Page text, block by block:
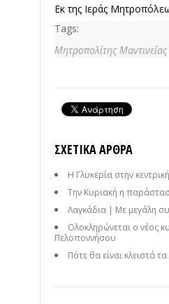
Εκ της Ιεράς
Tags:
Μητροπολίτης
ΣΧΕΤΙΚΆ ΆΡΘΡΑ
Η Γλυκερία στην
Την Κυριακή η
Λαγκάδια | Με μεγάλη
Ολοκληρώνεται ο νέος
Πελοποννήσου
Πότε θα είναι κλειστά